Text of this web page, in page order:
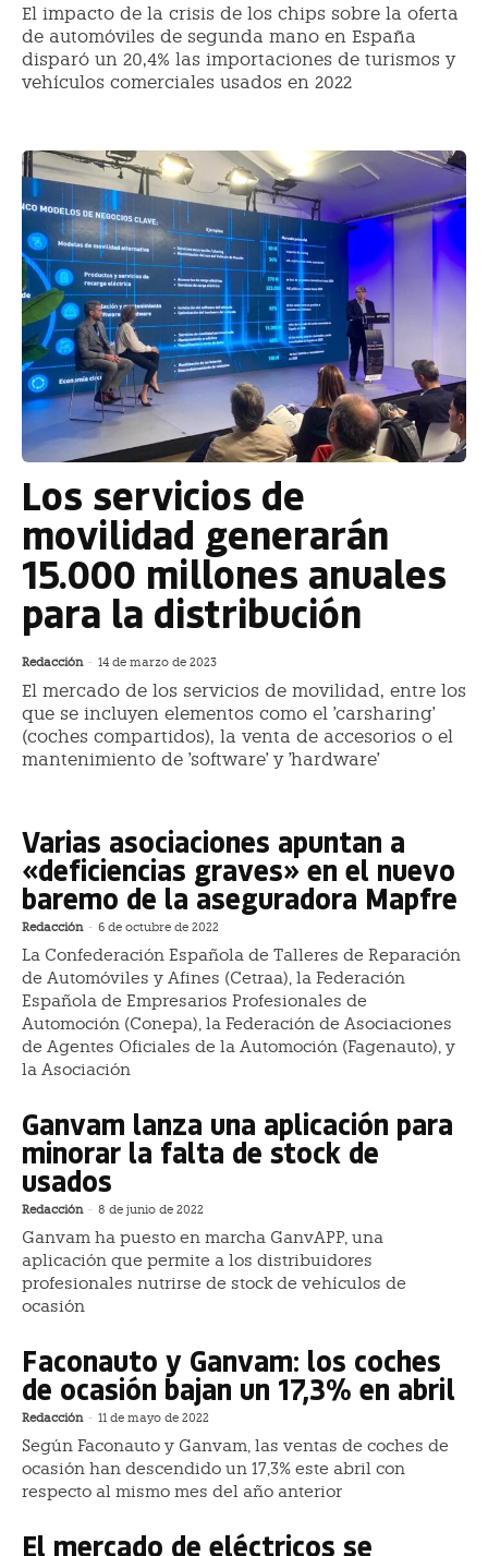
El impacto de la crisis de los chips sobre la oferta
de automóviles de segunda mano en España
disparó un 20,4% las importaciones de turismos y
vehículos comerciales usados en 2022
Los servicios de
movilidad generarán
15.000 millones anuales
para la distribución
Redacción - 14 de marzo de 2023
El mercado de los servicios de movilidad, entre los
que se incluyen elementos como el 'carsharing'
(coches compartidos), la venta de accesorios o el
mantenimiento de 'software' y 'hardware'
Varias asociaciones apuntan a
«deficiencias graves» en el nuevo
baremo de la aseguradora Mapfre
Redacción - 6 de octubre de 2022
La Confederación Española de Talleres de Reparación
de Automóviles y Afines (Cetraa), la Federación
Española de Empresarios Profesionales de
Automoción (Conepa), la Federación de Asociaciones
de Agentes Oficiales de la Automoción (Fagenauto), y
la Asociación
Ganvam lanza una aplicación para
minorar la falta de stock de
usados
Redacción - 8 de junio de 2022
Ganvam ha puesto en marcha GanvAPP, una
aplicación que permite a los distribuidores
profesionales nutrirse de stock de vehículos de
ocasión
Faconauto y Ganvam: los coches
de ocasión bajan un 17,3% en abril
Redacción - 11 de mayo de 2022
Según Faconauto y Ganvam, las ventas de coches de
ocasión han descendido un 17,3% este abril con
respecto al mismo mes del año anterior
El mercado de eléctricos se